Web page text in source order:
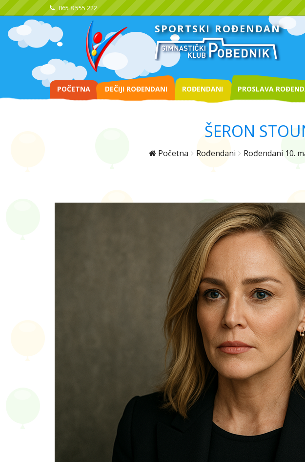
065 8 555 222
SPORTSKI ROĐENDAN
POČETNA DEČIJI ROĐENDANI ROĐENDANI PROSLAVA
ŠERON
Početna Rođendani Rođendani 10.